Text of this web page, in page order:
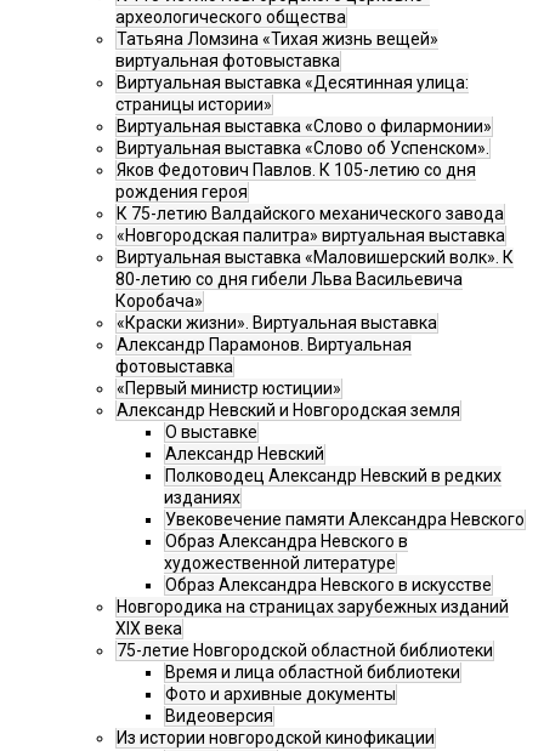
археологического общества
Татьяна Ломзина «Тихая жизнь вещей»
виртуальная фотовыставка
Виртуальная выставка «Десятинная улица:
страницы истории»
Виртуальная выставка «Слово о филармонии»
Виртуальная выставка «Слово об Успенском».
Яков Федотович Павлов. К 105-летию со дня
рождения героя
К 75-летию Валдайского механического завода
«Новгородская палитра» виртуальная выставка
Виртуальная выставка «Маловишерский волк». К
80-летию со дня гибели Льва Васильевича
Коробача»
«Краски жизни». Виртуальная выставка
Александр Парамонов. Виртуальная
фотовыставка
«Первый министр юстиции»
Александр Невский и Новгородская земля
О выставке
Александр Невский
Полководец Александр Невский в редких
изданиях
Увековечение памяти Александра Невского
Образ Александра Невского в
художественной литературе
Образ Александра Невского в искусстве
Новгородика на страницах зарубежных изданий
XIX века
75-летие Новгородской областной библиотеки
Время и лица областной библиотеки
Фото и архивные документы
Видеоверсия
Из истории новгородской кинофикации